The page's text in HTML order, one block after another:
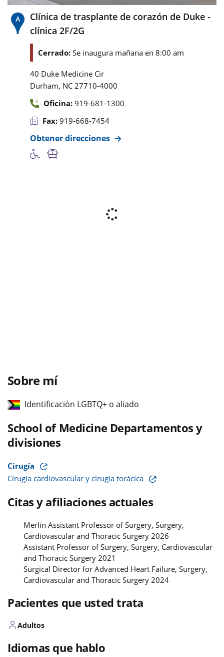
Clínica de trasplante de corazón de Duke -
clínica 2F/2G
Cerrado: Se inaugura mañana en 8:00 am
40 Duke Medicine Cir
Durham, NC 27710-4000
Oficina: 919-681-1300
Fax: 919-668-7454
Obtener direcciones
Sobre mí
Identificación LGBTQ+ o aliado
School of Medicine Departamentos y
divisiones
Cirugía
Cirugía cardiovascular y cirugía torácica
Citas y afiliaciones actuales
Merlin Assistant Professor of Surgery, Surgery,
Cardiovascular and Thoracic Surgery 2026
Assistant Professor of Surgery, Surgery, Cardiovascular
and Thoracic Surgery 2021
Surgical Director for Advanced Heart Failure, Surgery,
Cardiovascular and Thoracic Surgery 2024
Pacientes que usted trata
Adultos
Idiomas que hablo